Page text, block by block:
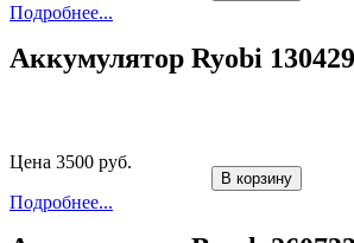
Подробнее...
Аккумулятор Ryobi
Цена 3500 руб.
Подробнее...
В корзину